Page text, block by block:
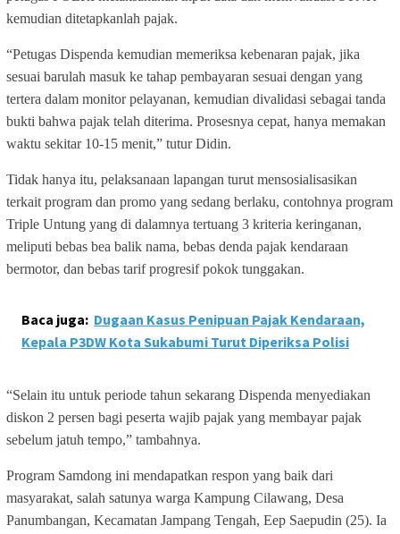
kemudian ditetapkanlah pajak.
“Petugas Dispenda kemudian memeriksa kebenaran pajak, jika
sesuai barulah masuk ke tahap pembayaran sesuai dengan yang
tertera dalam monitor pelayanan, kemudian divalidasi sebagai tanda
bukti bahwa pajak telah diterima. Prosesnya cepat, hanya memakan
waktu sekitar 10-15 menit,” tutur Didin.
Tidak hanya itu, pelaksanaan lapangan turut mensosialisasikan
terkait program dan promo yang sedang berlaku, contohnya program
Triple Untung yang di dalamnya tertuang 3 kriteria keringanan,
meliputi bebas bea balik nama, bebas denda pajak kendaraan
bermotor, dan bebas tarif progresif pokok tunggakan.
Baca juga: Dugaan Kasus Penipuan Pajak Kendaraan,
Kepala P3DW Kota Sukabumi Turut Diperiksa Polisi
“Selain itu untuk periode tahun sekarang Dispenda menyediakan
diskon 2 persen bagi peserta wajib pajak yang membayar pajak
sebelum jatuh tempo,” tambahnya.
Program Samdong ini mendapatkan respon yang baik dari
masyarakat, salah satunya warga Kampung Cilawang, Desa
Panumbangan, Kecamatan Jampang Tengah, Eep Saepudin (25). Ia